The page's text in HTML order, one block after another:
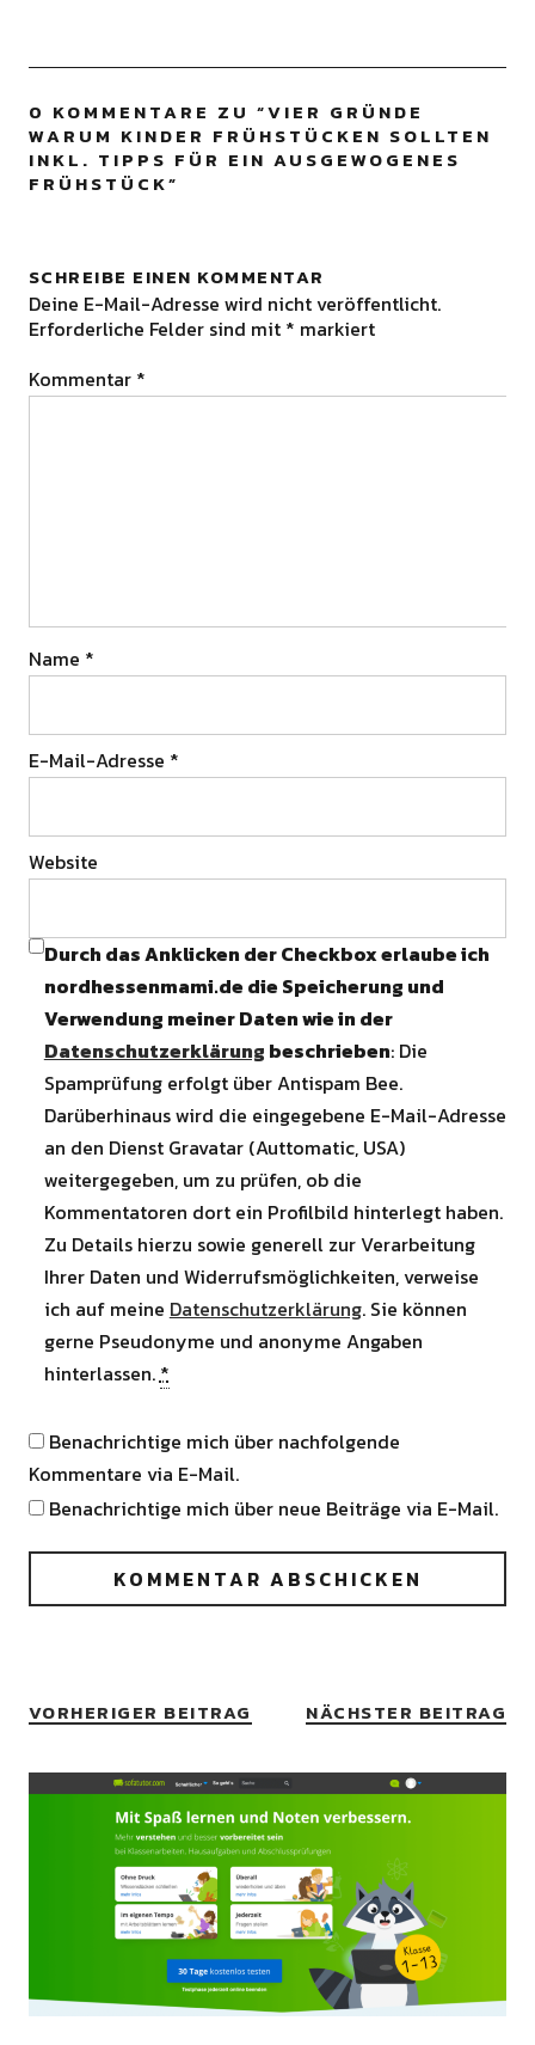
0 KOMMENTARE ZU “VIER GRÜNDE
WARUM KINDER FRÜHSTÜCKEN SOLLTEN
INKL. TIPPS FÜR EIN AUSGEWOGENES
FRÜHSTÜCK”
SCHREIBE EINEN KOMMENTAR
Deine E-Mail-Adresse wird nicht veröffentlicht.
Erforderliche Felder sind mit * markiert
Kommentar *
Name *
E-Mail-Adresse *
Website
Durch das Anklicken der Checkbox erlaube ich
nordhessenmami.de die Speicherung und
Verwendung meiner Daten wie in der
Datenschutzerklärung beschrieben: Die
Spamprüfung erfolgt über Antispam Bee.
Darüberhinaus wird die eingegebene E-Mail-Adresse
an den Dienst Gravatar (Auttomatic, USA)
weitergegeben, um zu prüfen, ob die
Kommentatoren dort ein Profilbild hinterlegt haben.
Zu Details hierzu sowie generell zur Verarbeitung
Ihrer Daten und Widerrufsmöglichkeiten, verweise
ich auf meine Datenschutzerklärung. Sie können
gerne Pseudonyme und anonyme Angaben
hinterlassen.*
Benachrichtige mich über nachfolgende
Kommentare via E-Mail.
Benachrichtige mich über neue Beiträge via E-Mail.
VORHERIGER BEITRAG NÄCHSTER BEITRAG